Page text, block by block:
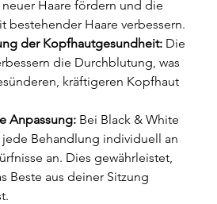
Haare fördern und die
bestehender Haare verbessern.
der Kopfhautgesundheit: Die
die Durchblutung, was
kräftigeren Kopfhaut
Anpassung: Bei Black & White
jede Behandlung individuell an
an. Dies gewährleistet,
Beste aus deiner Sitzung